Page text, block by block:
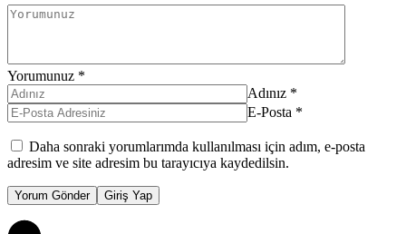
Yorumunuz *
Adınız *
E-Posta *
Daha sonraki yorumlarımda kullanılması için adım, e-posta
adresim ve site adresim bu tarayıcıya kaydedilsin.
Yorum Gönder Giriş Yap